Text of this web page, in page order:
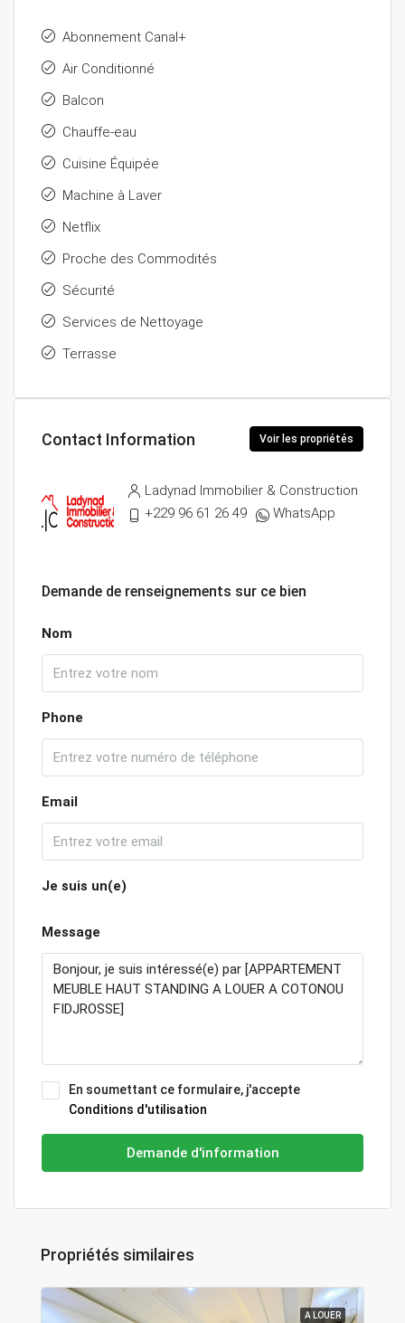
Abonnement Canal+
Air Conditionné
Balcon
Chauffe-eau
Cuisine Équipée
Machine à Laver
Netflix
Proche des Commodités
Sécurité
Services de Nettoyage
Terrasse
Contact Information Voir les propriétés
Ladynad Immobilier & Construction
+229 96 61 26 49
WhatsApp
Demande de renseignements sur ce bien
Nom
Phone
Email
Je suis un(e)
Message
En soumettant ce formulaire, j'accepte
Conditions d'utilisation
Demande d'information
Propriétés similaires
A LOUER